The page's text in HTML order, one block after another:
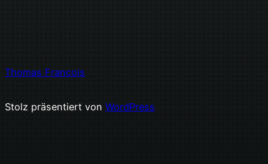
Thomas Francois
Stolz präsentiert von WordPress